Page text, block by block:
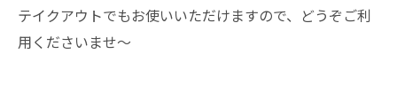
テイクアウトでもお使いいただけますので、どうぞご利
用くださいませ～